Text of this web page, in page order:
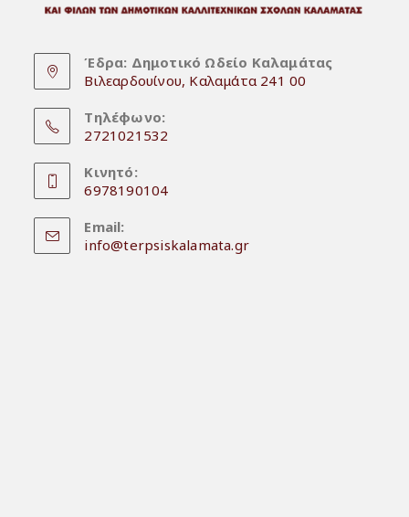
Έδρα: Δημοτικό Ωδείο Καλαμάτας
Βιλεαρδουίνου, Καλαμάτα 241 00
in
a
new
tab
Τηλέφωνο:
2721021532
in
your
application
Κινητό:
6978190104
in
your
Email:
info@terpsiskalamata.grOpens